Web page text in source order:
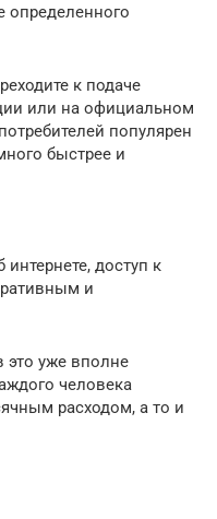
определенного
к подаче
или на официальном
популярен
быстрее и
доступ к
и
это уже вполне
человека
расходом, а то и